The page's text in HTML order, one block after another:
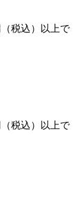
（税込）以上で
（税込）以上で